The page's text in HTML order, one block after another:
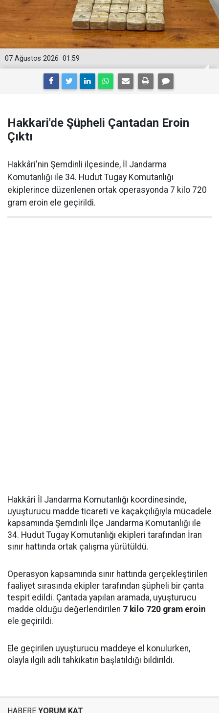
01:59
07 Ağustos 2026
Hakkari'de Şüpheli Çantadan Eroin
Çıktı
Hakkâri'nin Şemdinli ilçesinde, İl Jandarma
Komutanlığı ile 34. Hudut Tugay Komutanlığı
ekiplerince düzenlenen ortak operasyonda 7 kilo 720
gram eroin ele geçirildi.
Hakkâri İl Jandarma Komutanlığı koordinesinde,
uyuşturucu madde ticareti ve kaçakçılığıyla mücadele
kapsamında Şemdinli İlçe Jandarma Komutanlığı ile
34. Hudut Tugay Komutanlığı ekipleri tarafından İran
sınır hattında ortak çalışma yürütüldü.
Operasyon kapsamında sınır hattında gerçekleştirilen
faaliyet sırasında ekipler tarafından şüpheli bir çanta
tespit edildi. Çantada yapılan aramada, uyuşturucu
madde olduğu değerlendirilen 7 kilo 720 gram eroin
ele geçirildi.
Ele geçirilen uyuşturucu maddeye el konulurken,
olayla ilgili adli tahkikatın başlatıldığı bildirildi.
HABERE YORUM KAT